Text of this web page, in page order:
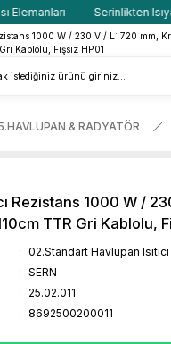
Elemanları Serinlikten
& RADYATÖR
Rezistans 1000 W /
TTR Gri Kablolu,
02.Standart Havlupan
SERN
25.02.011
8692500200011